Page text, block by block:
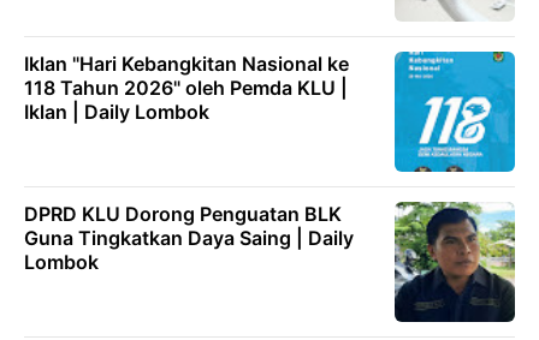
Iklan "Hari Kebangkitan Nasional ke
118 Tahun 2026" oleh Pemda KLU |
Iklan | Daily Lombok
DPRD KLU Dorong Penguatan BLK
Guna Tingkatkan Daya Saing | Daily
Lombok